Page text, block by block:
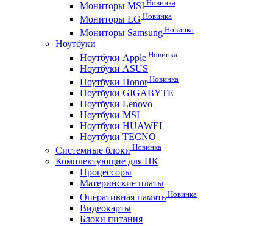
Мониторы MSI Новинка
Мониторы LG Новинка
Мониторы Samsung Новинка
Ноутбуки
Ноутбуки Apple Новинка
Ноутбуки ASUS
Ноутбуки HonorНовинка
Ноутбуки GIGABYTE
Ноутбуки Lenovo
Ноутбуки MSI
Ноутбуки HUAWEI
Ноутбуки TECNO
Системные блоки Новинка
Комплектующие для ПК
Процессоры
Материнские платы
Оперативная память Новинка
Видеокарты
Блоки питания